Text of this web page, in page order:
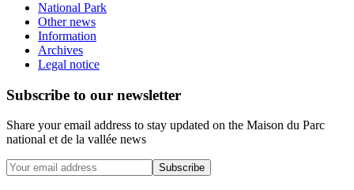
National Park
Other news
Information
Archives
Legal notice
Subscribe to our newsletter
Share your email address to stay updated on the Maison du Parc
national et de la vallée news
Subscribe